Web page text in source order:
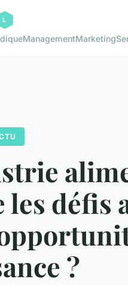
ManagementMarketing
défis
?